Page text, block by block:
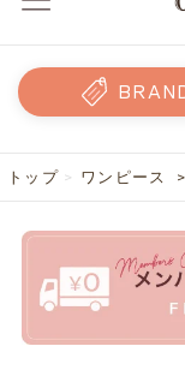
トップ > ワンピース